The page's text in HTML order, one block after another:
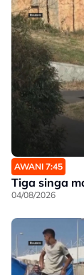
AWANI 7:45
Tiga singa
04/08/2026